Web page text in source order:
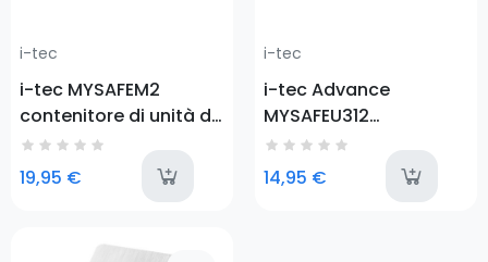
i-tec
i-tec MYSAFEM2
contenitore di unità di
archiviazione Box
esterno SSD Nero M.2
19,95 € last-items
i-tec
i-tec Advance
MYSAFEU312
contenitore di unità di
archiviazione Box
esterno HDD/SSD Nero
14,95 €